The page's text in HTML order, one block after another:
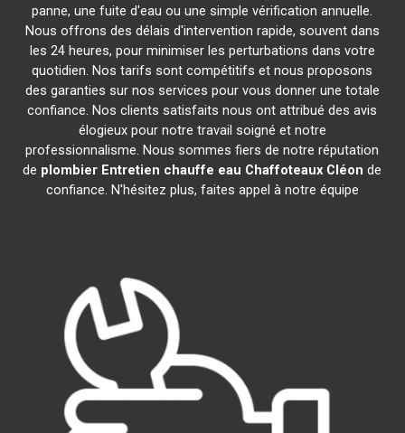
panne, une fuite d'eau ou une simple vérification annuelle.
Nous offrons des délais d'intervention rapide, souvent dans
les 24 heures, pour minimiser les perturbations dans votre
quotidien. Nos tarifs sont compétitifs et nous proposons
des garanties sur nos services pour vous donner une totale
confiance. Nos clients satisfaits nous ont attribué des avis
élogieux pour notre travail soigné et notre
professionnalisme. Nous sommes fiers de notre réputation
de plombier Entretien chauffe eau Chaffoteaux Cléon de
confiance. N'hésitez plus, faites appel à notre équipe